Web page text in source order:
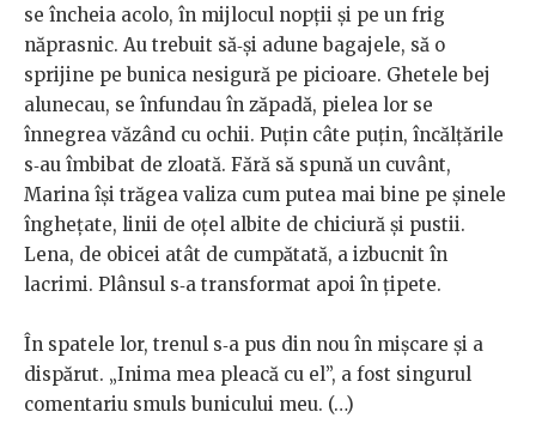
se încheia acolo, în mijlocul nopții și pe un frig
năprasnic. Au trebuit să‑şi adune bagajele, să o
sprijine pe bunica nesigură pe picioare. Ghetele bej
alunecau, se înfundau în zăpadă, pielea lor se
înnegrea văzând cu ochii. Puțin câte puțin, încălţările
s‑au îmbibat de zloată. Fără să spună un cuvânt,
Marina îşi trăgea valiza cum putea mai bine pe șinele
înghețate, linii de oțel albite de chiciură și pustii.
Lena, de obicei atât de cumpătată, a izbucnit în
lacrimi. Plânsul s‑a transformat apoi în țipete.
În spatele lor, trenul s‑a pus din nou în mişcare și a
dispărut. „Inima mea pleacă cu el”, a fost singurul
comentariu smuls bunicului meu. (…)